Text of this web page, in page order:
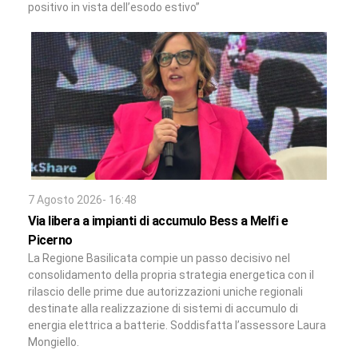
positivo in vista dell’esodo estivo”
7 Agosto 2026- 16:48
Via libera a impianti di accumulo Bess a Melfi e
Picerno
La Regione Basilicata compie un passo decisivo nel
consolidamento della propria strategia energetica con il
rilascio delle prime due autorizzazioni uniche regionali
destinate alla realizzazione di sistemi di accumulo di
energia elettrica a batterie. Soddisfatta l’assessore Laura
Mongiello.